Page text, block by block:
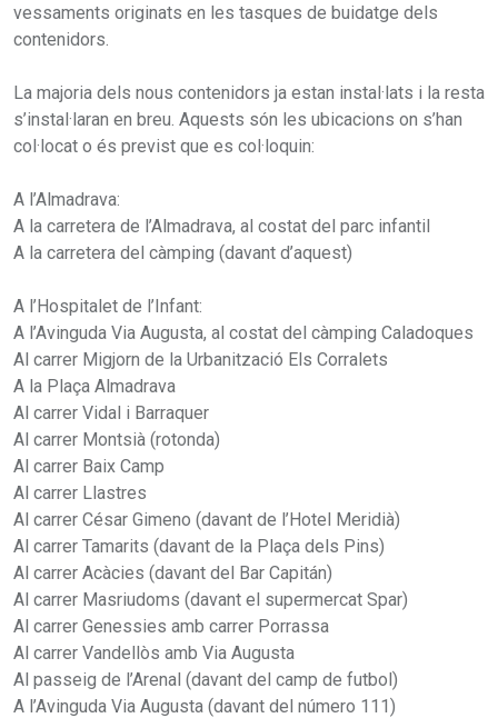
vessaments originats en les tasques de buidatge dels
contenidors.
La majoria dels nous contenidors ja estan instal·lats i la resta
s’instal·laran en breu. Aquests són les ubicacions on s’han
col·locat o és previst que es col·loquin:
A l’Almadrava:
A la carretera de l’Almadrava, al costat del parc infantil
A la carretera del càmping (davant d’aquest)
A l’Hospitalet de l’Infant:
A l’Avinguda Via Augusta, al costat del càmping Caladoques
Al carrer Migjorn de la Urbanització Els Corralets
A la Plaça Almadrava
Al carrer Vidal i Barraquer
Al carrer Montsià (rotonda)
Al carrer Baix Camp
Al carrer Llastres
Al carrer César Gimeno (davant de l’Hotel Meridià)
Al carrer Tamarits (davant de la Plaça dels Pins)
Al carrer Acàcies (davant del Bar Capitán)
Al carrer Masriudoms (davant el supermercat Spar)
Al carrer Genessies amb carrer Porrassa
Al carrer Vandellòs amb Via Augusta
Al passeig de l’Arenal (davant del camp de futbol)
A l’Avinguda Via Augusta (davant del número 111)